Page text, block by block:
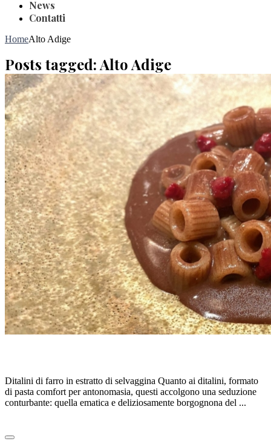
News
Contatti
HomeAlto Adige
Posts tagged: Alto Adige
Ditalini di farro in estratto di selvaggina Quanto ai ditalini, formato
di pasta comfort per antonomasia, questi accolgono una seduzione
conturbante: quella ematica e deliziosamente borgognona del ...